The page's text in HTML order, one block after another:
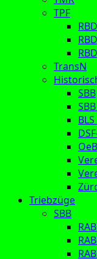
TPF
TransN
SBB
Triebzüge
SBB